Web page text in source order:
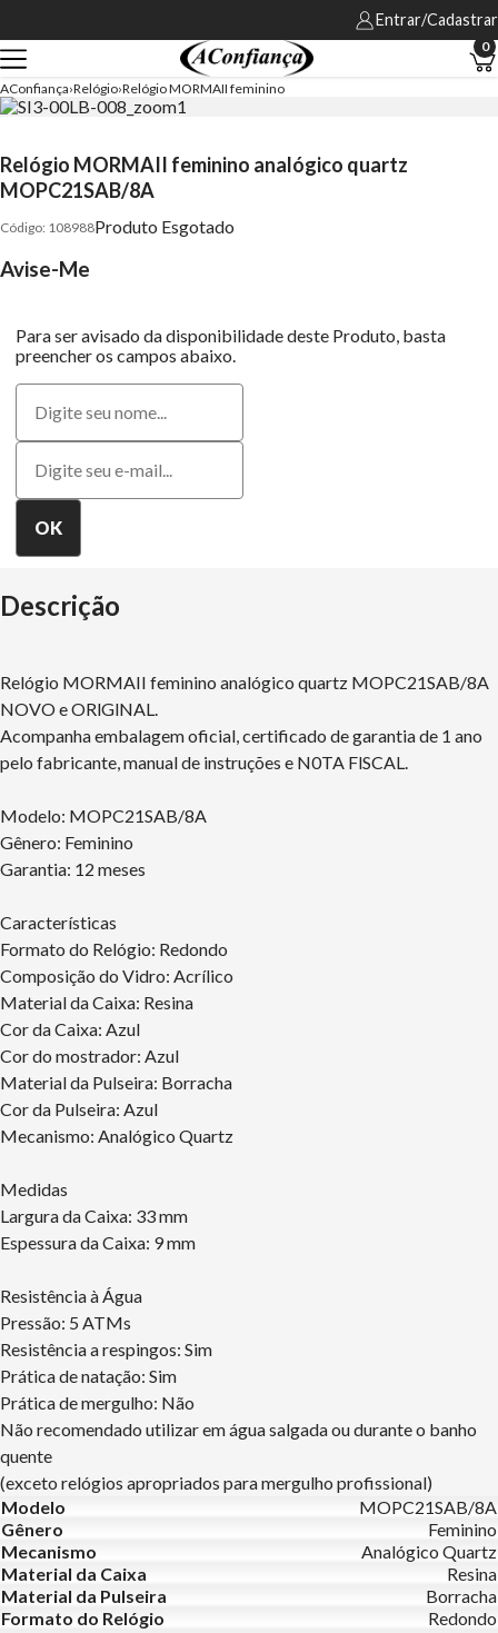
Entrar/Cadastrar
0
AConfiança Relógio Relógio MORMAII feminino
Relógio MORMAII feminino analógico quartz
MOPC21SAB/8A
108988Produto Esgotado
Avise-Me
Para ser avisado da disponibilidade deste Produto, basta
preencher os campos abaixo.
Descrição
Relógio MORMAII feminino analógico quartz MOPC21SAB/8A
NOVO e ORlGlNAL.
Acompanha embalagem oficial, certificado de garantia de 1 ano
pelo fabricante, manual de instruções e N0TA FlSCAL.
Modelo: MOPC21SAB/8A
Gênero: Feminino
Garantia: 12 meses
Características
Formato do Relógio: Redondo
Composição do Vidro: Acrílico
Material da Caixa: Resina
Cor da Caixa: Azul
Cor do mostrador: Azul
Material da Pulseira: Borracha
Cor da Pulseira: Azul
Mecanismo: Analógico Quartz
Medidas
Largura da Caixa: 33 mm
Espessura da Caixa: 9 mm
Resistência à Água
Pressão: 5 ATMs
Resistência a respingos: Sim
Prática de natação: Sim
Prática de mergulho: Não
Não recomendado utilizar em água salgada ou durante o banho
quente
(exceto relógios apropriados para mergulho profissional)
Modelo
MOPC21SAB/8A
Gênero
Feminino
Mecanismo
Analógico Quartz
Material da Caixa
Resina
Material da Pulseira
Borracha
Formato do Relógio
Redondo